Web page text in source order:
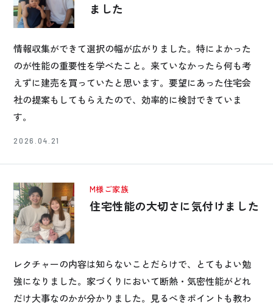
ました
情報収集ができて選択の幅が広がりました。特によかった
のが性能の重要性を学べたこと。来ていなかったら何も考
えずに建売を買っていたと思います。要望にあった住宅会
社の提案もしてもらえたので、効率的に検討できていま
す。
2026.04.21
M様ご家族
住宅性能の大切さに気付けました
レクチャーの内容は知らないことだらけで、とてもよい勉
強になりました。家づくりにおいて断熱・気密性能がどれ
だけ大事なのかが分かりました。見るべきポイントも教わ